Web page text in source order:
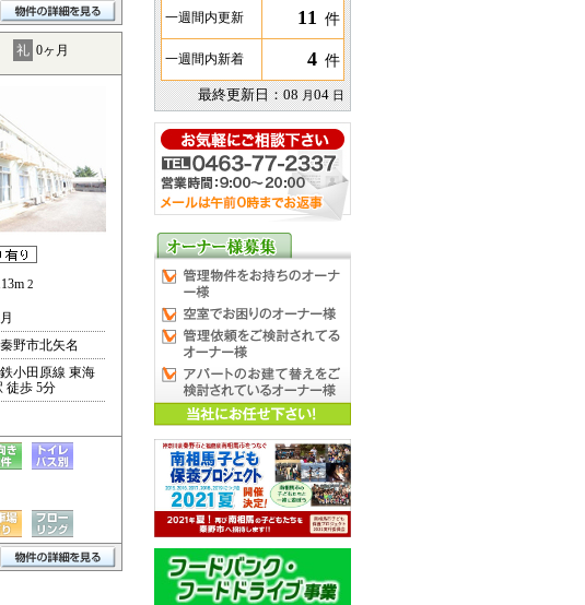
一週間内更新 11 件
一週間内新着 4 件
最終更新日：08 月04 日
礼 0ヶ月
2
野市北矢名
小田原線 東海
徒歩 5分